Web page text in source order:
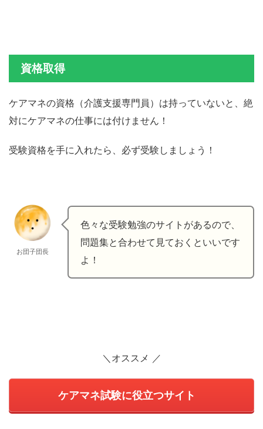
資格取得
ケアマネの資格（介護支援専門員）は持っていないと、絶
対にケアマネの仕事には付けません！
受験資格を手に入れたら、必ず受験しましょう！
お団子団長
色々な受験勉強のサイトがあるので、
問題集と合わせて見ておくといいです
よ！
＼オススメ ／
ケアマネ試験に役立つサイト